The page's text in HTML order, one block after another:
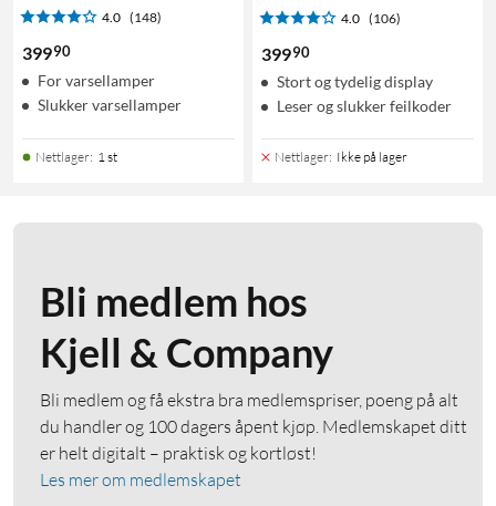
4.0 (148)
39990
For varsellamper
Slukker varsellamper
Nettlager: 1 st
4.0 (106)
39990
Stort og tydelig display
Leser og slukker feilkoder
Nettlager: Ikke på lager
Bli medlem hos
Kjell & Company
Bli medlem og få ekstra bra medlemspriser, poeng på alt
du handler og 100 dagers åpent kjøp. Medlemskapet ditt
er helt digitalt – praktisk og kortløst!
Les mer om medlemskapet